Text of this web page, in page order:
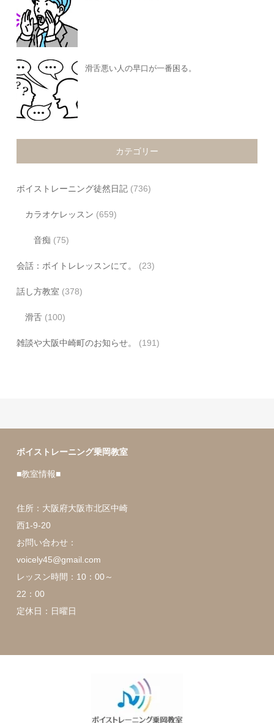
滑舌悪い人の早口が一番困る。
カテゴリー
ボイストレーニング徒然日記 (736)
カラオケレッスン (659)
音痴 (75)
会話：ボイトレレッスンにて。 (23)
話し方教室 (378)
滑舌 (100)
雑談や大阪中崎町のお知らせ。 (191)
ボイストレーニング乗岡教室
■教室情報■
住所：大阪府大阪市北区中崎
西1-9-20
お問い合わせ：
voicely45@gmail.com
レッスン時間：10：00～
22：00
定休日：日曜日